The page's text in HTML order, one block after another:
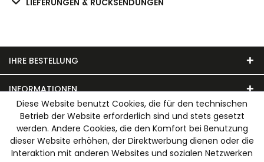
LIEFERUNGEN & RÜCKSENDUNGEN
IHRE BESTELLUNG
INFORMATIONEN
UNSER MODEHAUS
WIR AKZEPTIEREN FOLGENDE ZAHLUNGSARTEN
Diese Website benutzt Cookies, die für den technischen
Betrieb der Website erforderlich sind und stets gesetzt
werden. Andere Cookies, die den Komfort bei Benutzung
dieser Website erhöhen, der Direktwerbung dienen oder die
Interaktion mit anderen Websites und sozialen Netzwerken